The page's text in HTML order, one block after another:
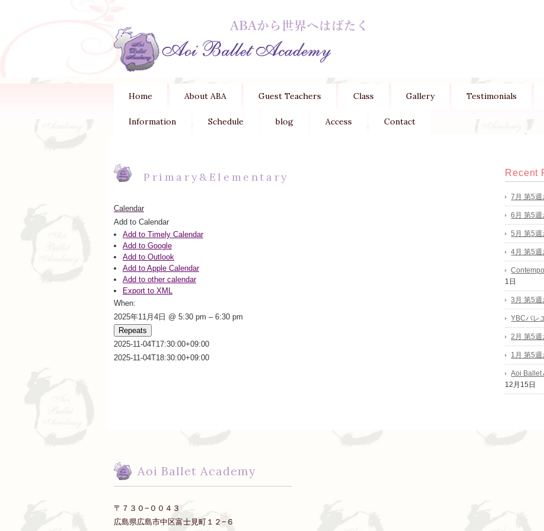
Home About ABA Guest Teachers Class Gallery Testimonials
Information Schedule blog Access Contact
Primary&Elementary
Calendar
Add to Calendar
Add to Timely Calendar
Add to Google
Add to Outlook
Add to Apple Calendar
Add to other calendar
Export to XML
When:
2025年11月4日 @ 5:30 pm – 6:30 pm
Repeats
2025-11-04T17:30:00+09:00
2025-11-04T18:30:00+09:00
Recent
7月 第5週
6月 第5週
5月 第5週
4月 第5週
1日
3月 第5週
YBCバレ
2月 第5週
1月 第5
Aoi Ballet
12月15日
Aoi Ballet Academy
〒７３０−００４３
広島県広島市中区富士見町１２−６